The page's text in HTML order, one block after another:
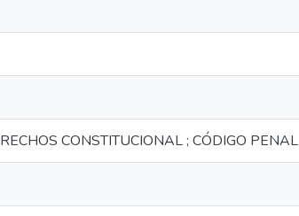
CONSTITUCIONAL ; CÓDIGO PENAL